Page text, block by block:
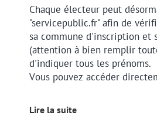
Chaque électeur peut
"servicepublic.fr" afin de
sa commune d'inscription et
(attention à bien remplir
d'indiquer tous les prénoms.
Vous pouvez accéder
Lire la suite